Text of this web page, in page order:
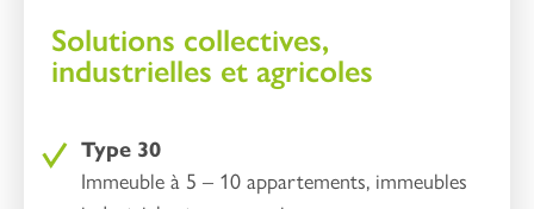
Solutions collectives,
industrielles et agricoles
Type 30
Immeuble à 5 – 10 appartements, immeubles